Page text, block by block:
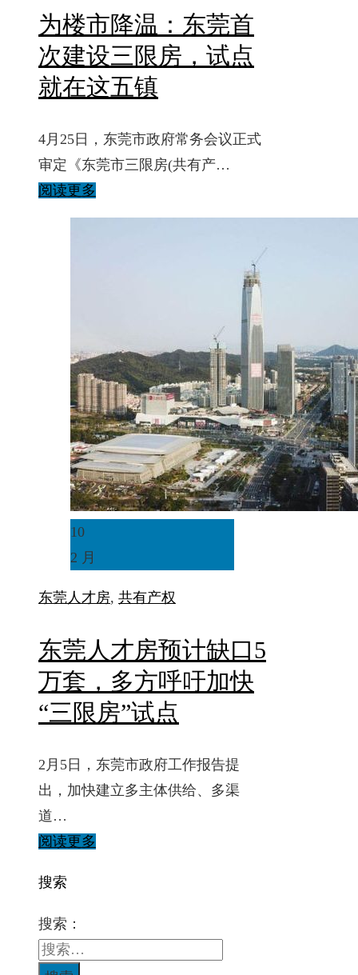
为楼市降温：东莞首
次建设三限房，试点
就在这五镇
4月25日，东莞市政府常务会议正式
审定《东莞市三限房(共有产…
阅读更多
10
2 月
东莞人才房, 共有产权
东莞人才房预计缺口5
万套，多方呼吁加快
“三限房”试点
2月5日，东莞市政府工作报告提
出，加快建立多主体供给、多渠
道…
阅读更多
搜索
搜索：